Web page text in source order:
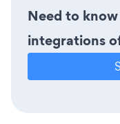
Need to
integrations